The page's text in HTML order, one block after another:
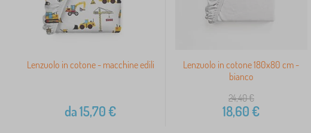
Lenzuolo in cotone - macchine edili
da15,70€
Lenzuolo in cotone 180x80 cm -
bianco
24,40€
18,60€